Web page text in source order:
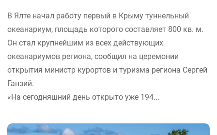
В Ялте начал работу первый в Крыму туннельный
океанариум, площадь которого составляет 800 кв. м.
Он стал крупнейшим из всех действующих
океанариумов региона, сообщил на церемонии
открытия министр курортов и туризма региона Сергей
Ганзий.
«На сегодняшний день открыто уже 194...